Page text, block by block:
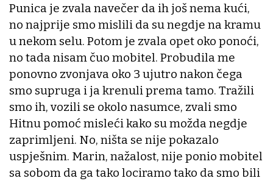
Punica je zvala navečer da ih još nema kući,
no najprije smo mislili da su negdje na kramu
u nekom selu. Potom je zvala opet oko ponoći,
no tada nisam čuo mobitel. Probudila me
ponovno zvonjava oko 3 ujutro nakon čega
smo supruga i ja krenuli prema tamo. Tražili
smo ih, vozili se okolo nasumce, zvali smo
Hitnu pomoć misleći kako su možda negdje
zaprimljeni. No, ništa se nije pokazalo
uspješnim. Marin, nažalost, nije ponio mobitel
sa sobom da ga tako lociramo tako da smo bili